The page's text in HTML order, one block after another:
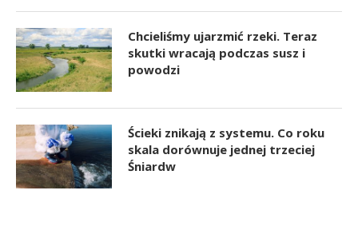
Chcieliśmy ujarzmić rzeki. Teraz
skutki wracają podczas susz i
powodzi
Ścieki znikają z systemu. Co roku
skala dorównuje jednej trzeciej
Śniardw